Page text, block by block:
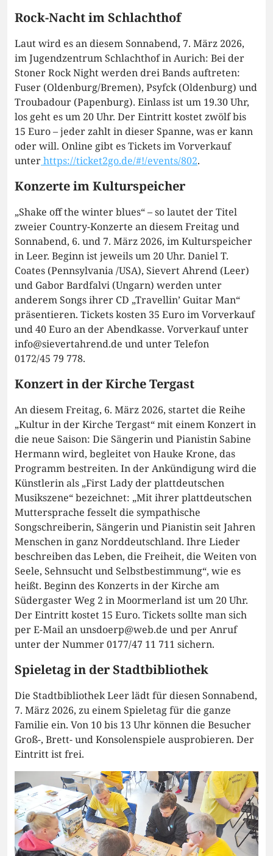
Rock-Nacht im Schlachthof
Laut wird es an diesem Sonnabend, 7. März 2026,
im Jugendzentrum Schlachthof in Aurich: Bei der
Stoner Rock Night werden drei Bands auftreten:
Fuser (Oldenburg/Bremen), Psyfck (Oldenburg) und
Troubadour (Papenburg). Einlass ist um 19.30 Uhr,
los geht es um 20 Uhr. Der Eintritt kostet zwölf bis
15 Euro – jeder zahlt in dieser Spanne, was er kann
oder will. Online gibt es Tickets im Vorverkauf
unterhttps://ticket2go.de/#!/events/802.
Konzerte im Kulturspeicher
„Shake off the winter blues“ – so lautet der Titel
zweier Country-Konzerte an diesem Freitag und
Sonnabend, 6. und 7. März 2026, im Kulturspeicher
in Leer. Beginn ist jeweils um 20 Uhr. Daniel T.
Coates (Pennsylvania /USA), Sievert Ahrend (Leer)
und Gabor Bardfalvi (Ungarn) werden unter
anderem Songs ihrer CD „Travellin’ Guitar Man“
präsentieren. Tickets kosten 35 Euro im Vorverkauf
und 40 Euro an der Abendkasse. Vorverkauf unter
info@sievertahrend.de und unter Telefon
0172/45 79 778.
Konzert in der Kirche Tergast
An diesem Freitag, 6. März 2026, startet die Reihe
„Kultur in der Kirche Tergast“ mit einem Konzert in
die neue Saison: Die Sängerin und Pianistin Sabine
Hermann wird, begleitet von Hauke Krone, das
Programm bestreiten. In der Ankündigung wird die
Künstlerin als „First Lady der plattdeutschen
Musikszene“ bezeichnet: „Mit ihrer plattdeutschen
Muttersprache fesselt die sympathische
Songschreiberin, Sängerin und Pianistin seit Jahren
Menschen in ganz Norddeutschland. Ihre Lieder
beschreiben das Leben, die Freiheit, die Weiten von
Seele, Sehnsucht und Selbstbestimmung“, wie es
heißt. Beginn des Konzerts in der Kirche am
Südergaster Weg 2 in Moormerland ist um 20 Uhr.
Der Eintritt kostet 15 Euro. Tickets sollte man sich
per E-Mail an unsdoerp@web.de und per Anruf
unter der Nummer 0177/47 11 711 sichern.
Spieletag in der Stadtbibliothek
Die Stadtbibliothek Leer lädt für diesen Sonnabend,
7. März 2026, zu einem Spieletag für die ganze
Familie ein. Von 10 bis 13 Uhr können die Besucher
Groß-, Brett- und Konsolenspiele ausprobieren. Der
Eintritt ist frei.